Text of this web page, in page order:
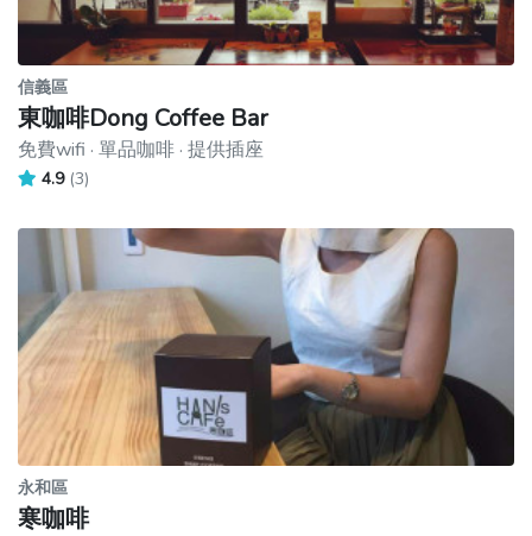
信義區
東咖啡Dong Coffee Bar
免費wifi · 單品咖啡 · 提供插座
4.9 (3)
永和區
寒咖啡